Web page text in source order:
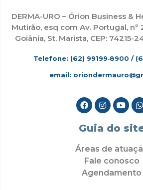
DERMA-URO – Órion Business &
Mutirão, esq com Av. Portugal, nº
Goiânia, St. Marista, CEP: 74215-
Telefone: (62) 99199‑8900 /
email:
Guia do
Áreas de
Fale conosco
Agendamento